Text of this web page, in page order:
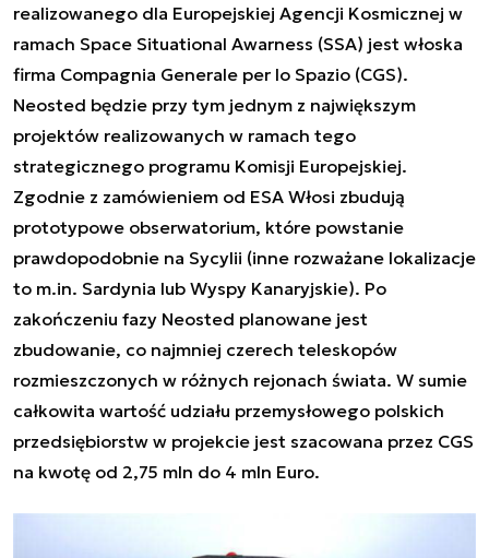
realizowanego dla Europejskiej Agencji Kosmicznej w
ramach Space Situational Awarness (SSA) jest włoska
firma Compagnia Generale per lo Spazio (CGS).
Neosted będzie przy tym jednym z największym
projektów realizowanych w ramach tego
strategicznego programu Komisji Europejskiej.
Zgodnie z zamówieniem od ESA Włosi zbudują
prototypowe obserwatorium, które powstanie
prawdopodobnie na Sycylii (inne rozważane lokalizacje
to m.in. Sardynia lub Wyspy Kanaryjskie). Po
zakończeniu fazy Neosted planowane jest
zbudowanie, co najmniej czerech teleskopów
rozmieszczonych w różnych rejonach świata. W sumie
całkowita wartość udziału przemysłowego polskich
przedsiębiorstw w projekcie jest szacowana przez CGS
na kwotę od 2,75 mln do 4 mln Euro.